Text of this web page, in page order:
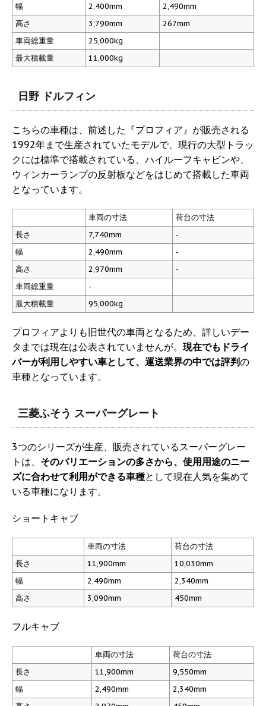
幅
2,400mm
2,490mm
高さ
3,790mm
267mm
車両総重量
25,000kg
最大積載量
11,000kg
日野 ドルフィン
こちらの車種は、前述した『プロフィア』が販売される
1992年まで生産されていたモデルで、現行の大型トラッ
クには標準で搭載されている、ハイルーフキャビンや、
ウィンカーランプの反射板などをはじめて搭載した車両
となっています。
車両の寸法
荷台の寸法
長さ
7,740mm
-
幅
2,490mm
-
高さ
2,970mm
-
車両総重量
-
最大積載量
95,000kg
プロフィアよりも旧世代の車両となるため、詳しいデー
タまでは現在は公表されていませんが。 現在でもドライ
バーが利用しやすい車として、運送業界の中では評判の
車種となっています。
三菱ふそう スーパーグレート
3つのシリーズが生産、販売されているスーパーグレー
トは、 そのバリエーションの多さから、使用用途のニー
ズに合わせて利用ができる車種として現在人気を集めて
いる車種になります。
ショートキャブ
車両の寸法
荷台の寸法
長さ
11,900mm
10,030mm
幅
2,490mm
2,340mm
高さ
3,090mm 450mm
フルキャブ
車両の寸法
荷台の寸法
長さ
11,900mm
9,550mm
幅
2,490mm
2,340mm